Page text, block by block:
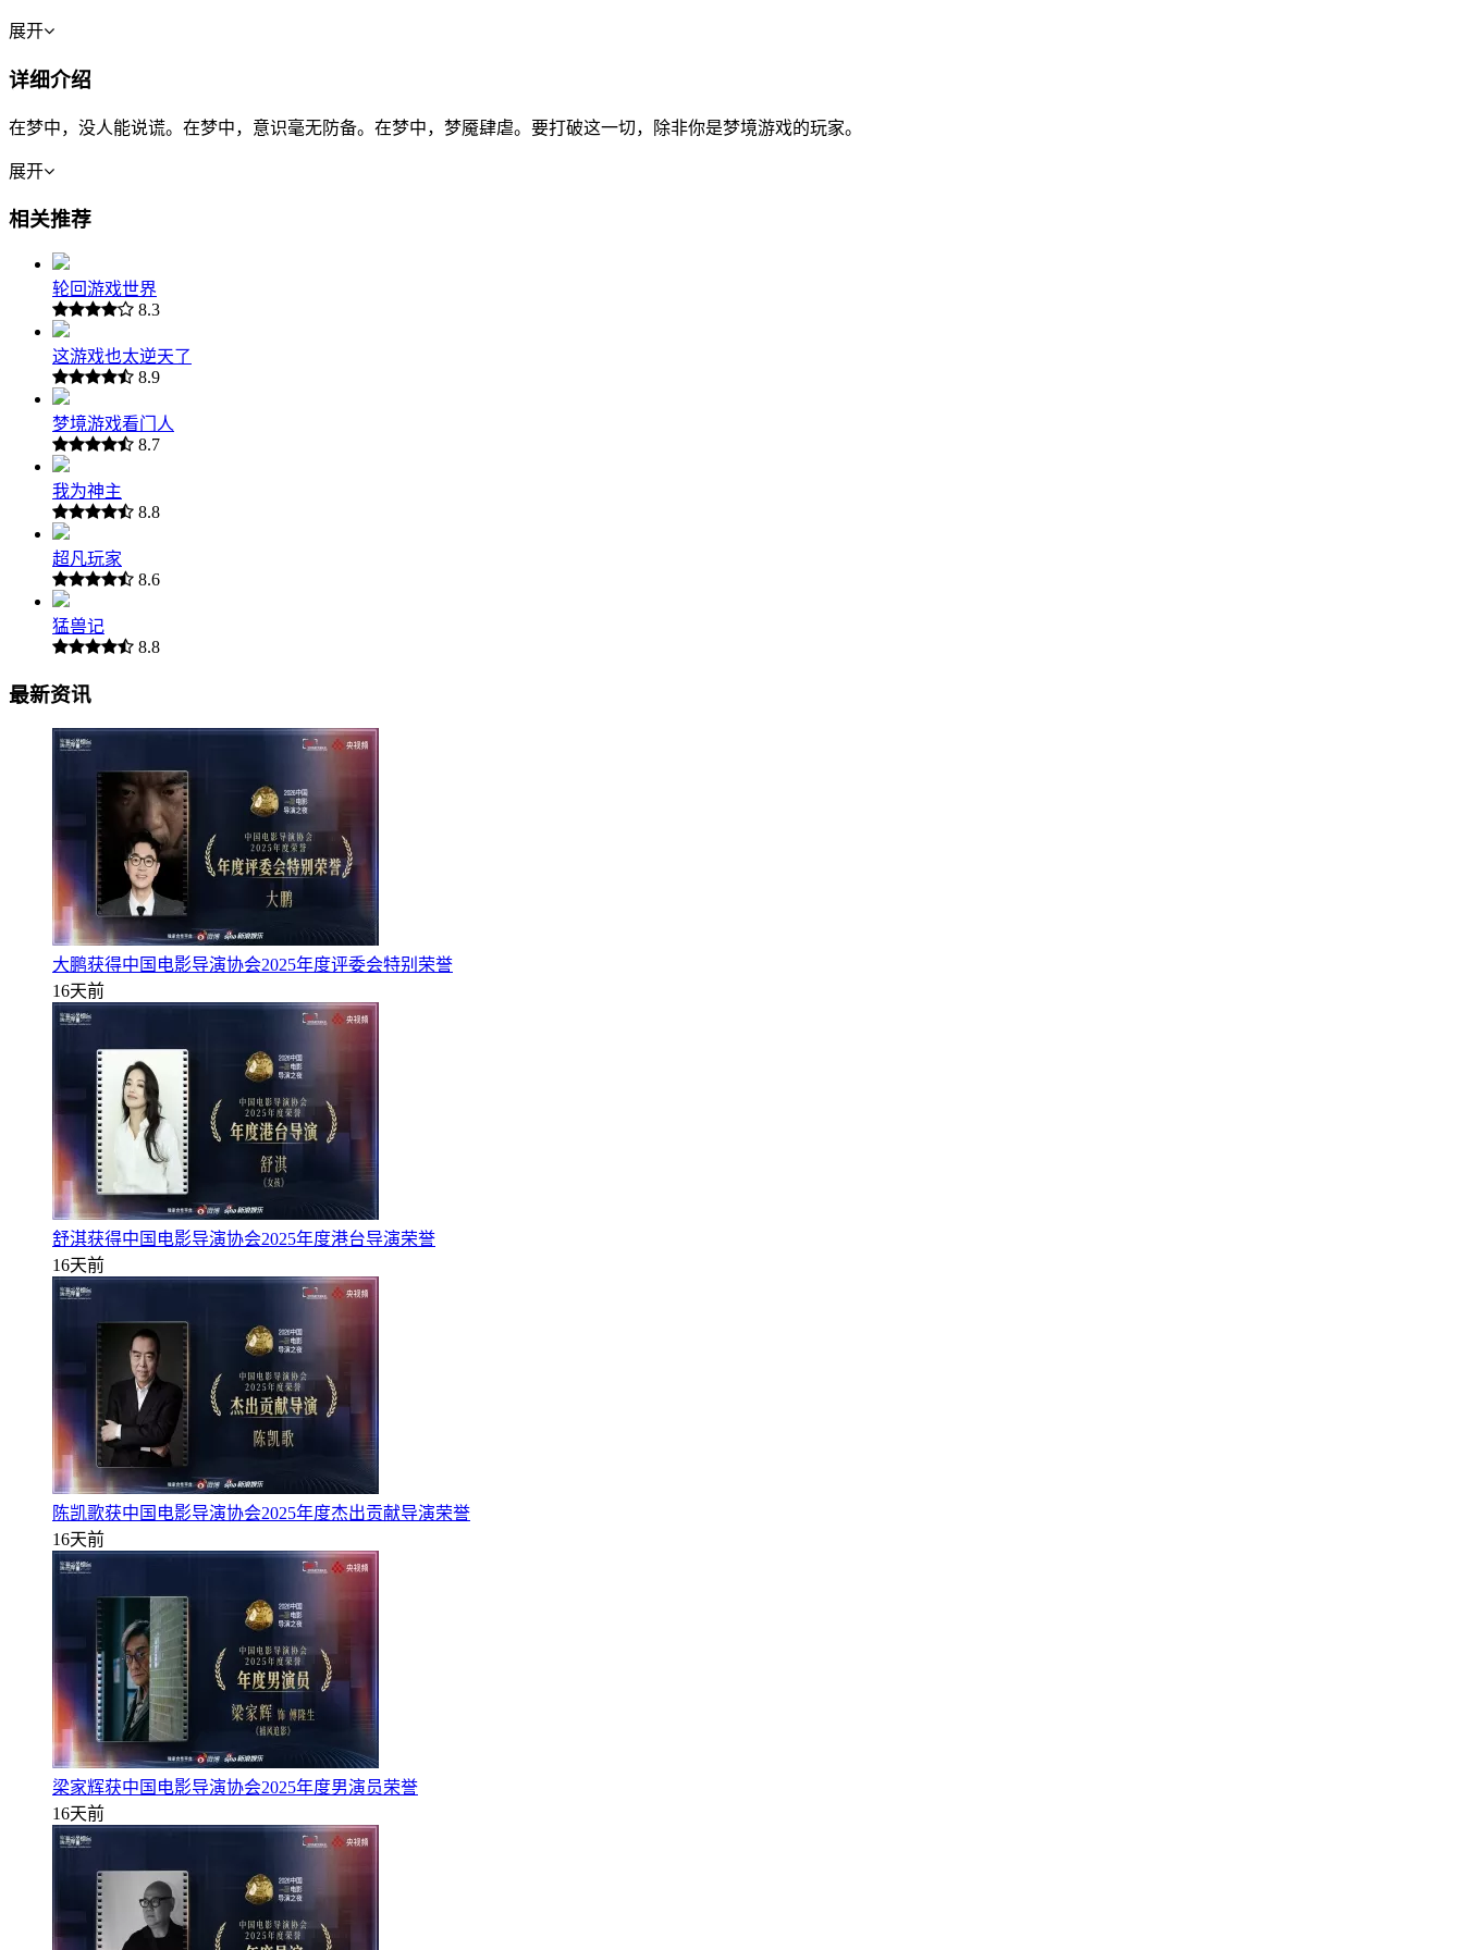
展开
详细介绍
在梦中，没人能说谎。在梦中，意识毫无防备。在梦中，梦魇肆虐。要打破这一切，除非你是梦境游戏的玩家。
展开
相关推荐
轮回游戏世界
8.3
这游戏也太逆天了
8.9
梦境游戏看门人
8.7
我为神主
8.8
超凡玩家
8.6
猛兽记
8.8
最新资讯
大鹏获得中国电影导演协会2025年度评委会特别荣誉
16天前
舒淇获得中国电影导演协会2025年度港台导演荣誉
16天前
陈凯歌获中国电影导演协会2025年度杰出贡献导演荣誉
16天前
梁家辉获中国电影导演协会2025年度男演员荣誉
16天前